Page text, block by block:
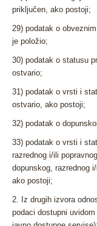
priključen, ako postoji;
29) podatak o
je položio;
30) podatak o statusu
ostvario;
31) podatak o vrsti i
ostvario, ako postoji;
32) podatak o
33) podatak o vrsti i
razrednog i/ili
dopunskog, razrednog
ako postoji;
2. Iz drugih izvora
podaci dostupni